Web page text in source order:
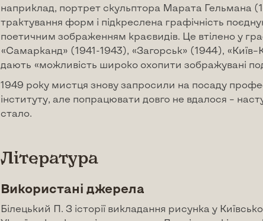
наприклад, портрет скульптора Марата Гельмана
трактування форм і підкреслена графічність
поетичним зображенням краєвидів. Це втілено у
«Самарканд» (1941-1943), «Загорськ» (1944),
дають «можливість широко охопити зображувані
1949 року мистця знову запросили на посаду
інституту, але попрацювати довго не вдалося –
стало.
Література
Використані джерела
Білецький П. З історії викладання рисунка у